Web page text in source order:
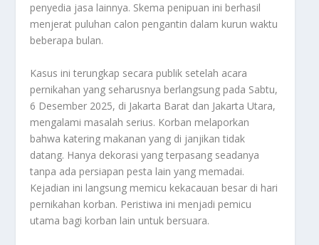
penyedia jasa lainnya. Skema penipuan ini berhasil
menjerat puluhan calon pengantin dalam kurun waktu
beberapa bulan.
Kasus ini terungkap secara publik setelah acara
pernikahan yang seharusnya berlangsung pada Sabtu,
6 Desember 2025, di Jakarta Barat dan Jakarta Utara,
mengalami masalah serius. Korban melaporkan
bahwa katering makanan yang di janjikan tidak
datang. Hanya dekorasi yang terpasang seadanya
tanpa ada persiapan pesta lain yang memadai.
Kejadian ini langsung memicu kekacauan besar di hari
pernikahan korban. Peristiwa ini menjadi pemicu
utama bagi korban lain untuk bersuara.